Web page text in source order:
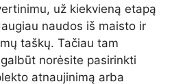
už kiekvieną etapą
naudos iš maisto ir
taškų. Tačiau tam
norėsite pasirinkti
atnaujinimą arba